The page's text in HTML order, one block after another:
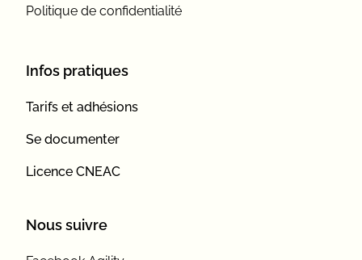
Politique de confidentialité
Infos pratiques
Tarifs et adhésions
Se documenter
Licence CNEAC
Nous suivre